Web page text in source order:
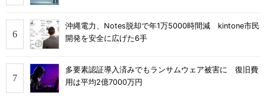
沖縄電力、Notes脱却で年1万5000時間減 kintone市民
開発を安全に広げた6手
多要素認証導入済みでもランサムウェア被害に 復旧費
用は平均2億7000万円